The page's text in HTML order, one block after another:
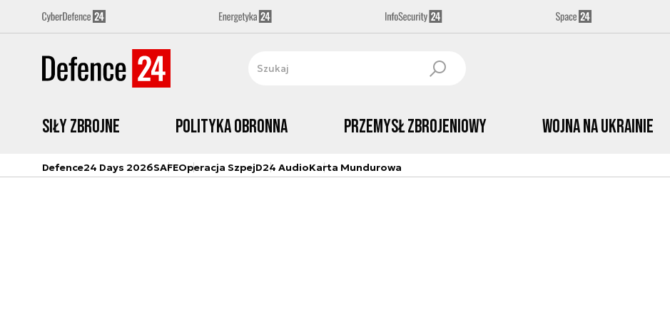
Siły zbrojne Polityka obronna Przemysł Zbrojeniowy Wojna na Ukrainie
Defence24 Days 2026SAFEOperacja SzpejD24 AudioKarta Mundurowa